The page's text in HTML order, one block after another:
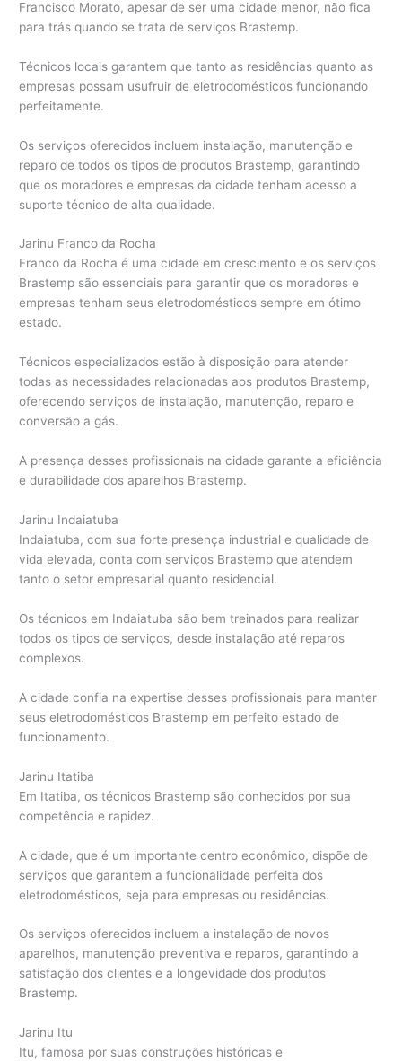
Francisco Morato, apesar de ser uma cidade menor, não fica
para trás quando se trata de serviços Brastemp.
Técnicos locais garantem que tanto as residências quanto as
empresas possam usufruir de eletrodomésticos funcionando
perfeitamente.
Os serviços oferecidos incluem instalação, manutenção e
reparo de todos os tipos de produtos Brastemp, garantindo
que os moradores e empresas da cidade tenham acesso a
suporte técnico de alta qualidade.
Jarinu Franco da Rocha
Franco da Rocha é uma cidade em crescimento e os serviços
Brastemp são essenciais para garantir que os moradores e
empresas tenham seus eletrodomésticos sempre em ótimo
estado.
Técnicos especializados estão à disposição para atender
todas as necessidades relacionadas aos produtos Brastemp,
oferecendo serviços de instalação, manutenção, reparo e
conversão a gás.
A presença desses profissionais na cidade garante a eficiência
e durabilidade dos aparelhos Brastemp.
Jarinu Indaiatuba
Indaiatuba, com sua forte presença industrial e qualidade de
vida elevada, conta com serviços Brastemp que atendem
tanto o setor empresarial quanto residencial.
Os técnicos em Indaiatuba são bem treinados para realizar
todos os tipos de serviços, desde instalação até reparos
complexos.
A cidade confia na expertise desses profissionais para manter
seus eletrodomésticos Brastemp em perfeito estado de
funcionamento.
Jarinu Itatiba
Em Itatiba, os técnicos Brastemp são conhecidos por sua
competência e rapidez.
A cidade, que é um importante centro econômico, dispõe de
serviços que garantem a funcionalidade perfeita dos
eletrodomésticos, seja para empresas ou residências.
Os serviços oferecidos incluem a instalação de novos
aparelhos, manutenção preventiva e reparos, garantindo a
satisfação dos clientes e a longevidade dos produtos
Brastemp.
Jarinu Itu
Itu, famosa por suas construções históricas e